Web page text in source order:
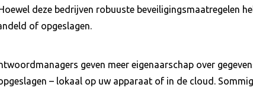
deze bedrijven robuuste beveiligingsmaatregelen
of opgeslagen.
geven meer eigenaarschap over
– lokaal op uw apparaat of in de cloud.